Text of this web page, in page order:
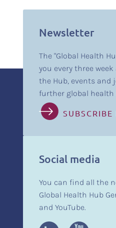
Newsletter
The "Global Health
you every three
the Hub, events and
further global health
SUBSCRIBE
Social media
You can find all the
Global Health Hub
and YouTube.